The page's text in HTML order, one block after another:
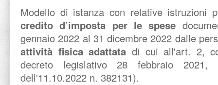
Modello di istanza con relative istruzioni
credito d’imposta per le spese
gennaio 2022 al 31 dicembre 2022 dalle
attività fisica adattata di cui all'art. 2,
decreto legislativo 28 febbraio 2021,
dell'11.10.2022 n. 382131).